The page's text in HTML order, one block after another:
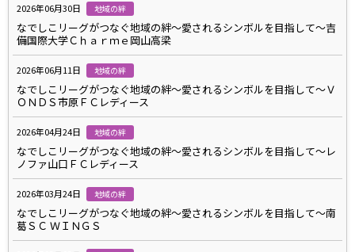
2026年06月30日 地域の絆
なでしこリーグがつなぐ地域の絆～愛されるシンボルを目指して～吉
備国際大学Ｃｈａｒｍｅ岡山高梁
2026年06月11日 地域の絆
なでしこリーグがつなぐ地域の絆～愛されるシンボルを目指して～Ｖ
ＯＮＤＳ市原ＦＣレディース
2026年04月24日 地域の絆
なでしこリーグがつなぐ地域の絆～愛されるシンボルを目指して～レ
ノファ山口ＦＣレディース
2026年03月24日 地域の絆
なでしこリーグがつなぐ地域の絆～愛されるシンボルを目指して～南
葛ＳＣ ＷＩＮＧＳ